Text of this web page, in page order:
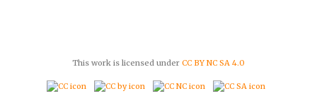
This work is licensed under CC BY NC SA 4.0